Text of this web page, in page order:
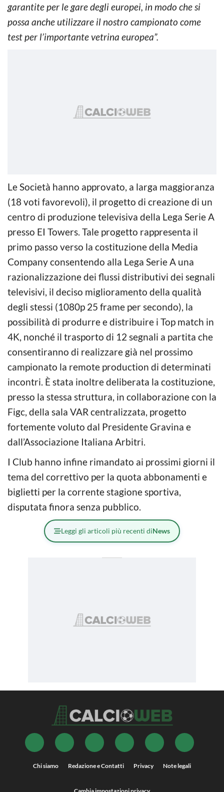
garantite per le gare degli europei, in modo che si
possa anche utilizzare il nostro campionato come
test per l’importante vetrina europea”.
Le Società hanno approvato, a larga maggioranza
(18 voti favorevoli), il progetto di creazione di un
centro di produzione televisiva della Lega Serie A
presso EI Towers. Tale progetto rappresenta il
primo passo verso la costituzione della Media
Company consentendo alla Lega Serie A una
razionalizzazione dei flussi distributivi dei segnali
televisivi, il deciso miglioramento della qualità
degli stessi (1080p 25 frame per secondo), la
possibilità di produrre e distribuire i Top match in
4K, nonché il trasporto di 12 segnali a partita che
consentiranno di realizzare già nel prossimo
campionato la remote production di determinati
incontri. È stata inoltre deliberata la costituzione,
presso la stessa struttura, in collaborazione con la
Figc, della sala VAR centralizzata, progetto
fortemente voluto dal Presidente Gravina e
dall’Associazione Italiana Arbitri.
I Club hanno infine rimandato ai prossimi giorni il
tema del correttivo per la quota abbonamenti e
biglietti per la corrente stagione sportiva,
disputata finora senza pubblico.
Leggi gli articoli più recenti diNews
Chi siamo Redazione e Contatti Privacy Note legali